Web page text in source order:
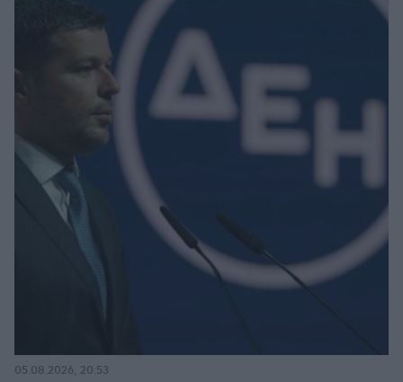
05.08.2026, 20:53